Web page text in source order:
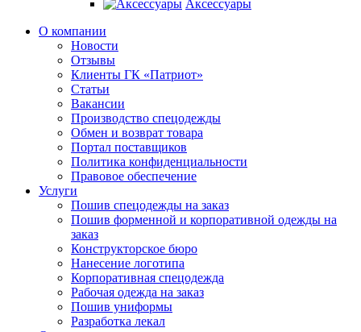
Аксессуары
О компании
Новости
Отзывы
Клиенты ГК «Патриот»
Статьи
Вакансии
Производство спецодежды
Обмен и возврат товара
Портал поставщиков
Политика конфиденциальности
Правовое обеспечение
Услуги
Пошив спецодежды на заказ
Пошив форменной и корпоративной одежды на
заказ
Конструкторское бюро
Нанесение логотипа
Корпоративная спецодежда
Рабочая одежда на заказ
Пошив униформы
Разработка лекал